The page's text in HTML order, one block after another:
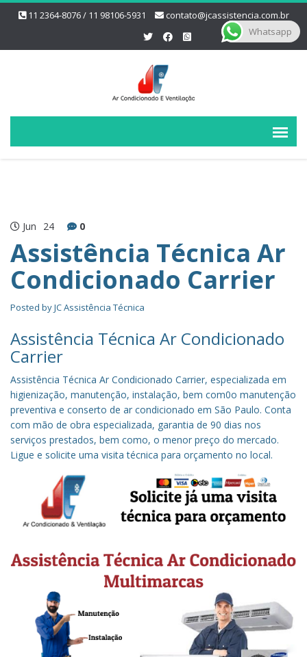
11 2364-8076 / 11 98106-5931 contato@jcassistencia.com.br
Jun 24 0
Assistência Técnica Ar
Condicionado Carrier
Posted byJC Assistência Técnica
Assistência Técnica Ar Condicionado
Carrier
Assistência Técnica Ar Condicionado Carrier, especializada em
higienização, manutenção, instalação, bem com0o manutenção
preventiva e conserto de ar condicionado em São Paulo. Conta
com mão de obra especializada, garantia de 90 dias nos
serviços prestados, bem como, o menor preço do mercado.
Ligue e solicite uma visita técnica para orçamento no local.
Whatsapp